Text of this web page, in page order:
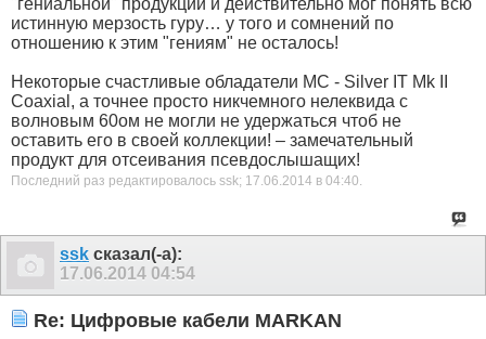
"гениальной" продукции и действительно мог понять всю
истинную мерзость гуру… у того и сомнений по
отношению к этим "гениям" не осталось!
Некоторые счастливые обладатели MC - Silver IT Mk II
Coaxial, а точнее просто никчемного нелеквида с
волновым 60ом не могли не удержаться чтоб не
оставить его в своей коллекции! – замечательный
продукт для отсеивания псевдослышащих!
Последний раз редактировалось ssk; 17.06.2014 в 04:40.
ssk сказал(-а):
17.06.2014 04:54
Re: Цифровые кабели MARKAN